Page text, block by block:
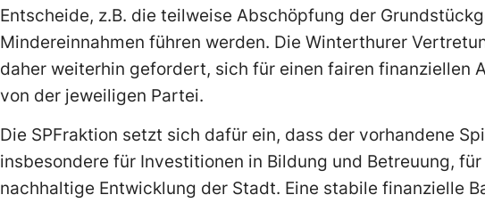
Entscheide, z.B. die teilweise Abschöpfung der
Mindereinnahmen führen werden. Die Winterthurer
daher weiterhin gefordert, sich für einen fairen finanziellen
von der jeweiligen Partei.
Die SPFraktion setzt sich dafür ein, dass der vorhandene
insbesondere für Investitionen in Bildung und Betreuung,
nachhaltige Entwicklung der Stadt. Eine stabile finanzielle